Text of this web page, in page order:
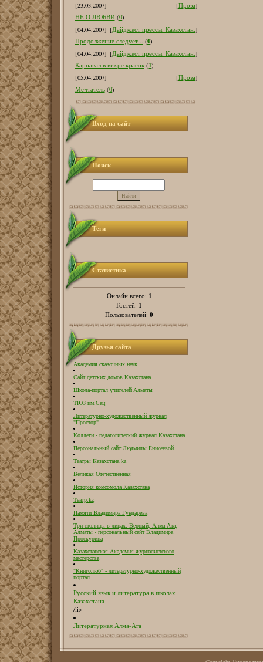
[23.03.2007]
[Проза]
НЕ О ЛЮБВИ (0)
[04.04.2007] [Дайджест прессы. Казахстан.]
Продолжение следует... (0)
[04.04.2007] [Дайджест прессы. Казахстан.]
Карнавал в вихре красок (1)
[05.04.2007]
[Проза]
Мечтатель (0)
Вход на сайт
Поиск
Теги
Статистика
Онлайн всего: 1
Гостей: 1
Пользователей: 0
Друзья сайта
Академия сказочных наук
Сайт детских домов Казахстана
Школа-портал учителей Алматы
ТЮЗ им.Сац
Литературно-художественный журнал
"Простор"
Коллеги - педагогический журнал Казахстана
Персональный сайт Людмилы Енисеевой
Театры Казахстана.kz
Великая Отечественная
История комсомола Казахстана
Театр.kz
Памяти Владимира Гундарева
Три столицы в лицах: Верный, Алма-Ата,
Алматы - персональный сайт Владимира
Проскурина
Казахстанская Академия журналистского
мастерства
"Книголюб" - литературно-художественный
портал
Русский язык и литература в школах
Казахстана
/li>
Литературная Алма-Ата